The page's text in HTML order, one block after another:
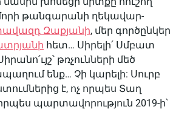
թանգարանի ղեկավար-
Զաքյանի, մեր գործընկեր
հետ… Սիրելի՛ Սմբատ
թռչունների մեծ
ենք… Չի կարելի: Սուրբ
է, ոչ որպես Տաղ
պարտավորություն 2019-ի՝